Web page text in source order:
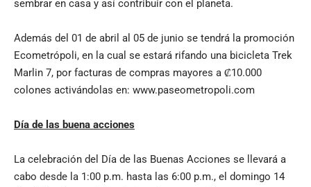
sembrar en casa y así contribuir con el planeta.
Además del 01 de abril al 05 de junio se tendrá la promoción
Ecometrópoli, en la cual se estará rifando una bicicleta Trek
Marlin 7, por facturas de compras mayores a ₡10.000
colones activándolas en: www.paseometropoli.com
Día de las buena acciones
La celebración del Día de las Buenas Acciones se llevará a
cabo desde la 1:00 p.m. hasta las 6:00 p.m., el domingo 14